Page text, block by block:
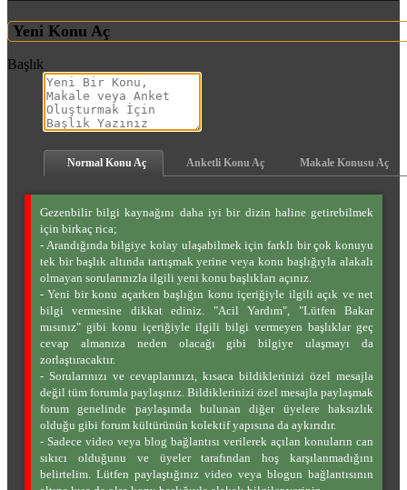
Yeni Konu Aç
Başlık
Normal Konu Aç Anketli Konu Aç Makale Konusu Aç
Gezenbilir bilgi kaynağını daha iyi bir dizin haline getirebilmek
için birkaç rica;
- Arandığında bilgiye kolay ulaşabilmek için farklı bir çok konuyu
tek bir başlık altında tartışmak yerine veya konu başlığıyla alakalı
olmayan sorularınızla ilgili yeni konu başlıkları açınız.
- Yeni bir konu açarken başlığın konu içeriğiyle ilgili açık ve net
bilgi vermesine dikkat ediniz. "Acil Yardım", "Lütfen Bakar
mısınız" gibi konu içeriğiyle ilgili bilgi vermeyen başlıklar geç
cevap almanıza neden olacağı gibi bilgiye ulaşmayı da
zorlaştıracaktır.
- Sorularınızı ve cevaplarınızı, kısaca bildiklerinizi özel mesajla
değil tüm forumla paylaşınız. Bildiklerinizi özel mesajla paylaşmak
forum genelinde paylaşımda bulunan diğer üyelere haksızlık
olduğu gibi forum kültürünün kolektif yapısına da aykırıdır.
- Sadece video veya blog bağlantısı verilerek açılan konuların can
sıkıcı olduğunu ve üyeler tarafından hoş karşılanmadığını
belirtelim. Lütfen paylaştığınız video veya blogun bağlantısının